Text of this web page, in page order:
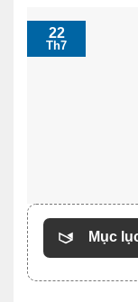
22
Th7
Mục